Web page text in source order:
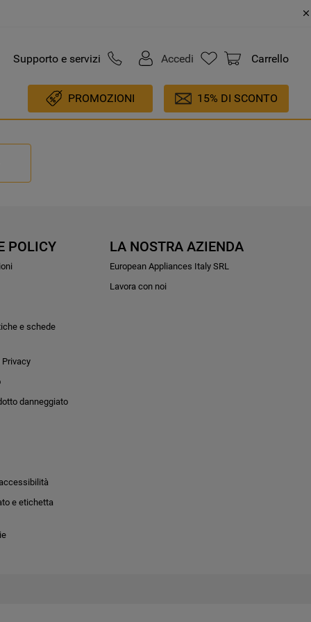
Supporto e servizi Accedi Carrello
PROMOZIONI 15% DI SCONTO
POLICY
e schede
danneggiato
e etichetta
LA NOSTRA AZIENDA
European Appliances Italy SRL
Lavora con noi